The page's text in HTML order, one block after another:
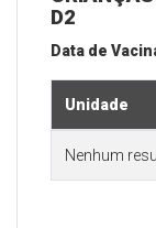
D2
Data de
Unidade
Nenhum